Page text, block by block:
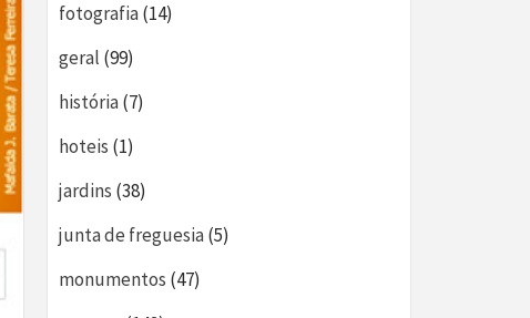
fotografia(14)
geral (99)
história(7)
hoteis (1)
jardins (38)
junta de freguesia(5)
monumentos (47)